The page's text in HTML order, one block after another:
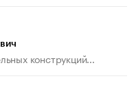
конструкций...